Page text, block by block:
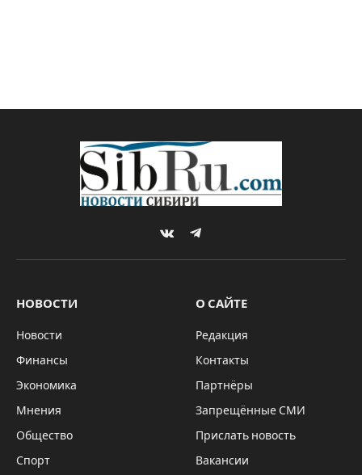
VKontakteTelegram
НОВОСТИ
Новости
Финансы
Экономика
Мнения
Общество
Спорт
О САЙТЕ
Редакция
Контакты
Партнёры
Запрещённые СМИ
Прислать новость
Вакансии